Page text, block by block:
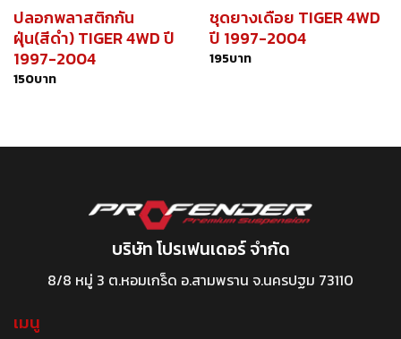
ปลอกพลาสติกกัน
ฝุ่น(สีดำ) TIGER 4WD ปี
1997-2004
150บาท
ชุดยางเดือย TIGER 4WD
ปี 1997-2004
195บาท
บริษัท โปรเฟนเดอร์ จำกัด
8/8 หมู่ 3 ต.หอมเกร็ด อ.สามพราน จ.นครปฐม 73110
เมนู